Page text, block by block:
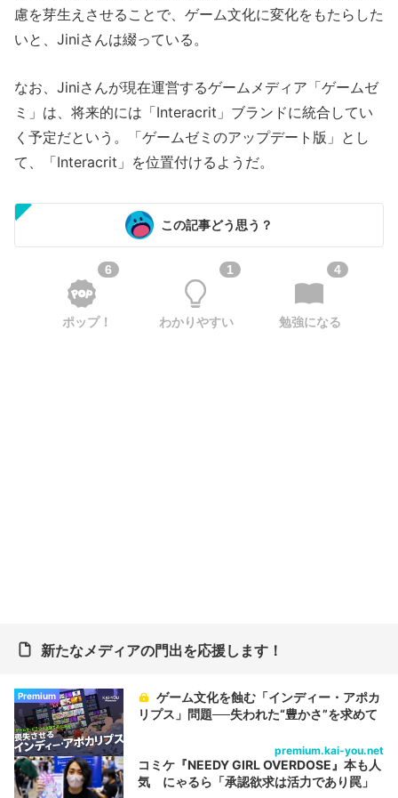
慮を芽生えさせることで、ゲーム文化に変化をもたらした
いと、Jiniさんは綴っている。
なお、Jiniさんが現在運営するゲームメディア「ゲームゼ
ミ」は、将来的には「Interacrit」ブランドに統合してい
く予定だという。「ゲームゼミのアップデート版」とし
て、「Interacrit」を位置付けるようだ。
この記事どう思う？
6
ポップ！
1
わかりやすい
4
勉強になる
新たなメディアの門出を応援します！
Premium
ゲーム文化を蝕む「インディー・アポカ
リプス」問題──失われた“豊かさ”を求めて
premium.kai-you.net
コミケ『NEEDY GIRL OVERDOSE』本も人
気 にゃるら「承認欲求は活力であり罠」